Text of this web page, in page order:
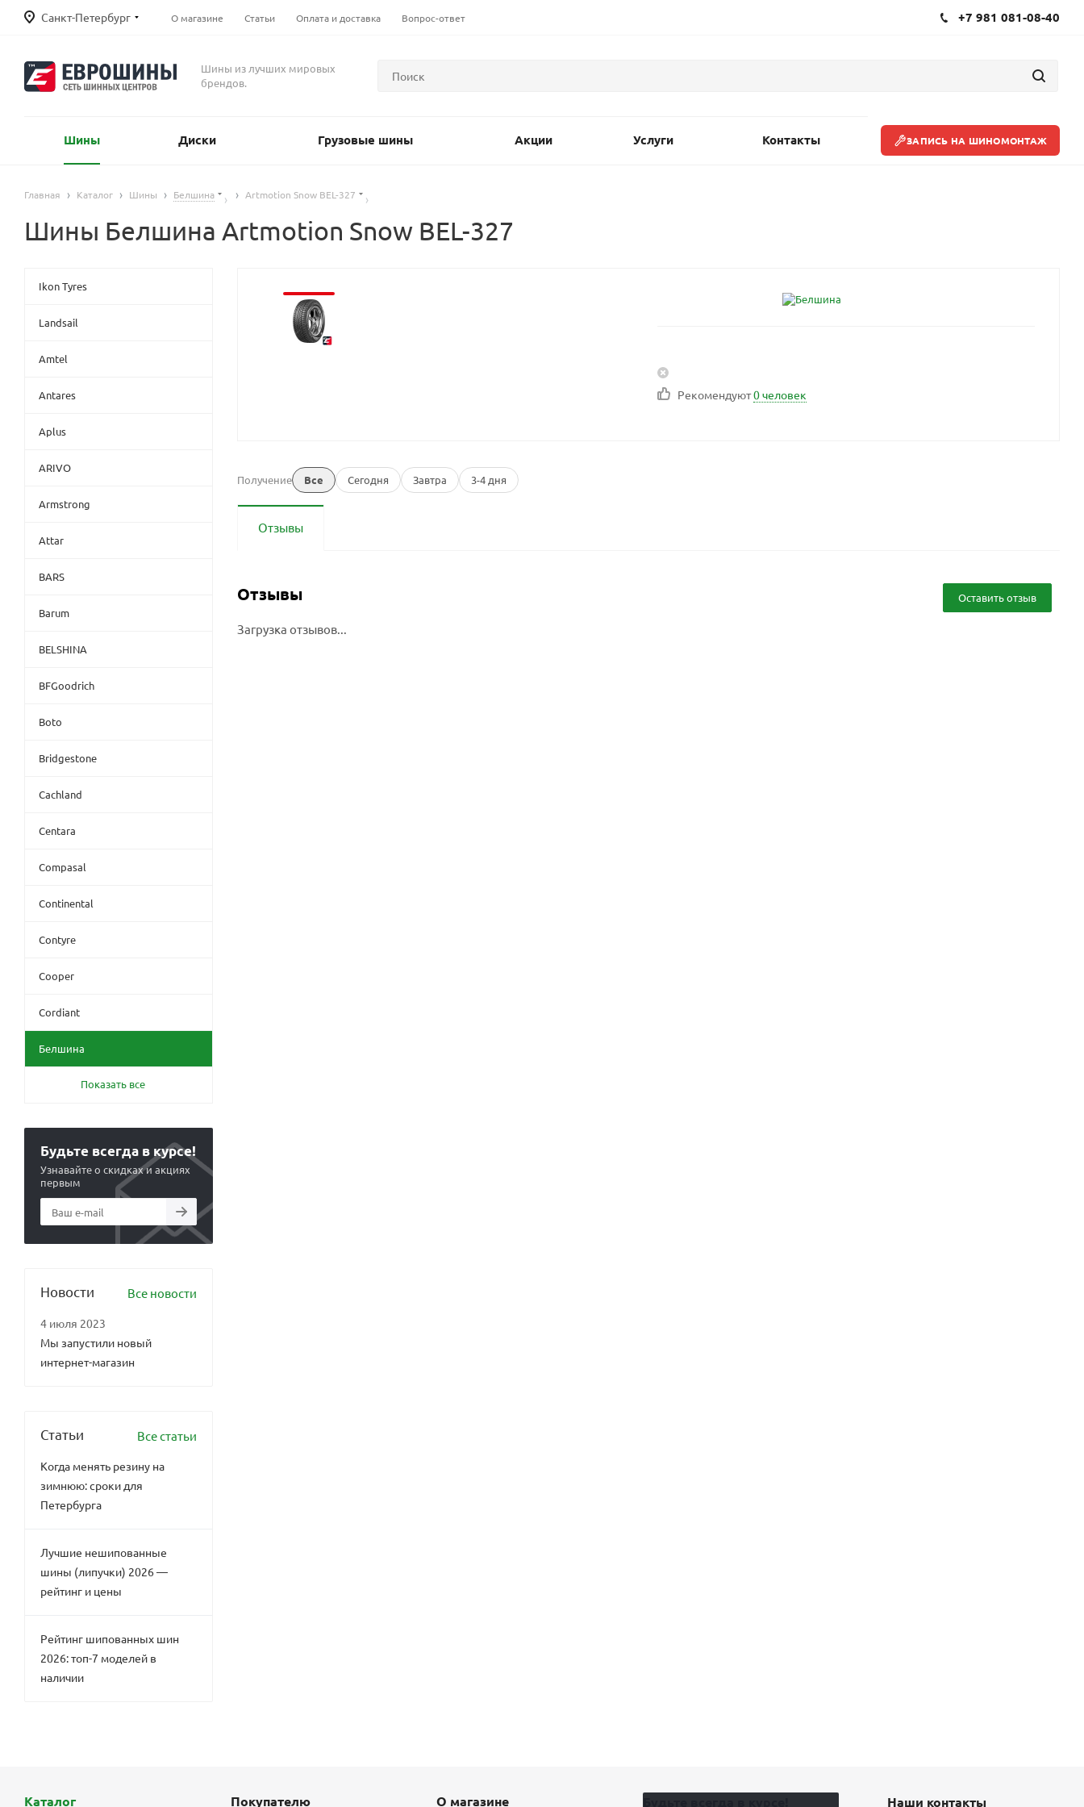
Санкт-Петербург О магазине Статьи Оплата и доставка Вопрос-ответ +7 981 081-08-40
Шины из лучших мировых
брендов.
Шины Диски Грузовые шины Акции Услуги Контакты ЗАПИСЬ НА ШИНОМОНТАЖ
Главная Каталог Шины Белшина Artmotion Snow BEL-327
Шины Белшина Artmotion Snow BEL-327
Рекомендуют0 человек
Получение Все Сегодня Завтра 3-4 дня
Отзывы
Отзывы Оставить отзыв
Загрузка отзывов...
Ikon Tyres
Landsail
Amtel
Antares
Aplus
ARIVO
Armstrong
Attar
BARS
Barum
BELSHINA
BFGoodrich
Boto
Bridgestone
Cachland
Centara
Compasal
Continental
Contyre
Cooper
Cordiant
Белшина
Показать все
Будьте всегда в курсе!
Узнавайте о скидках и акциях
первым
Новости Все новости
4 июля 2023
Мы запустили новый
интернет-магазин
Статьи Все статьи
Когда менять резину на
зимнюю: сроки для
Петербурга
Лучшие нешипованные
шины (липучки) 2026 —
рейтинг и цены
Рейтинг шипованных шин
2026: топ-7 моделей в
наличии
Каталог Покупателю О магазине Наши контакты